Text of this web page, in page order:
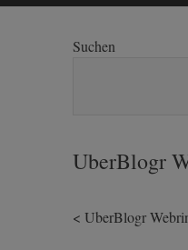
Suchen
UberBlogr
< UberBlogr